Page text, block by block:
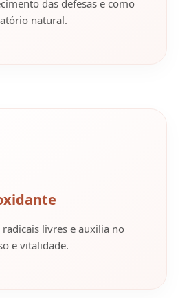
das defesas e como
natural.
livres e auxilia no
e vitalidade.